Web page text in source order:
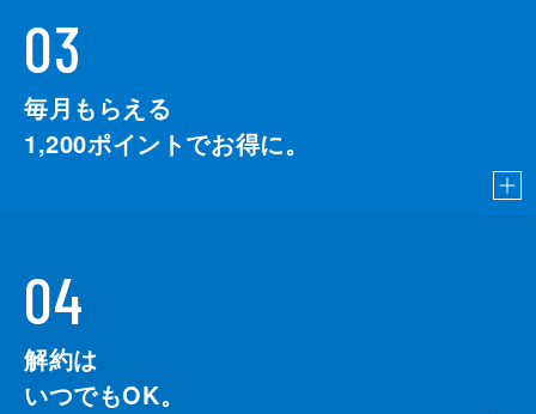
03
毎月もらえる
1,200ポイントでお得に。
04
解約は
いつでもOK。